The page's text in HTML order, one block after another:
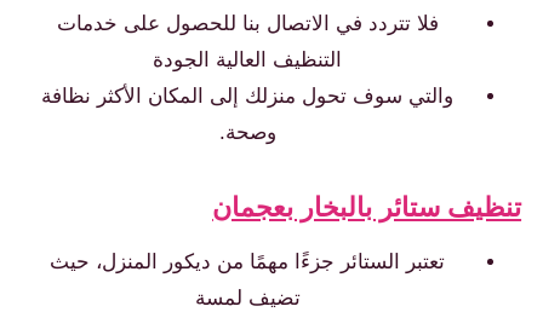
فلا تتردد في الاتصال بنا للحصول على خدمات
التنظيف العالية الجودة
والتي سوف تحول منزلك إلى المكان الأكثر نظافة
وصحة.
تنظيف ستائر بالبخار بعجمان
تعتبر الستائر جزءًا مهمًا من ديكور المنزل، حيث
تضيف لمسة